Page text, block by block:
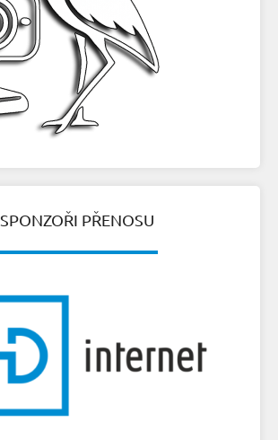
SPONZOŘI PŘENOSU